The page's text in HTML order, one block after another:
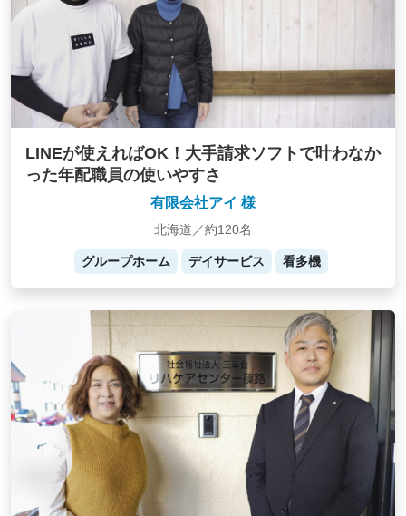
LINEが使えればOK！大手請求ソフトで叶わなか
った年配職員の使いやすさ
有限会社アイ 様
北海道／約120名
グループホーム デイサービス 看多機